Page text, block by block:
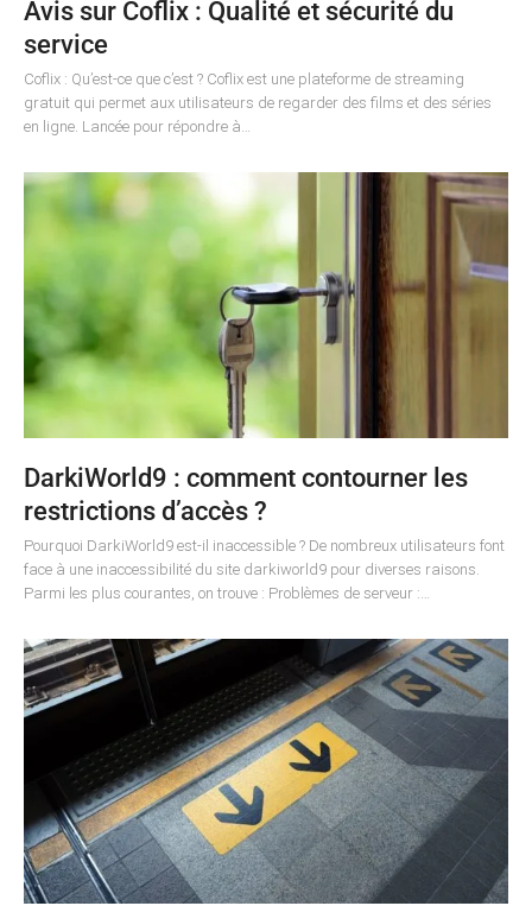
Avis sur Coflix : Qualité et sécurité du
service
Coflix : Qu’est-ce que c’est ? Coflix est une plateforme de streaming
gratuit qui permet aux utilisateurs de regarder des films et des séries
en ligne. Lancée pour répondre à…
DarkiWorld9 : comment contourner les
restrictions d’accès ?
Pourquoi DarkiWorld9 est-il inaccessible ? De nombreux utilisateurs font
face à une inaccessibilité du site darkiworld9 pour diverses raisons.
Parmi les plus courantes, on trouve : Problèmes de serveur :…